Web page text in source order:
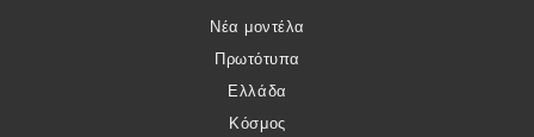
Νέα μοντέλα
Πρωτότυπα
Ελλάδα
Κόσμος